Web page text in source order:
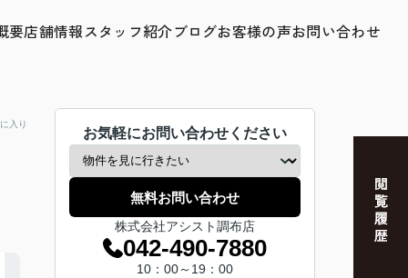
要店舗情報スタッフ紹介ブログお客様の声お問い合わせ
入り
お気軽にお問い合わせください
無料お問い合わせ
株式会社アシスト調布店
042-490-7880
10：00～19：00